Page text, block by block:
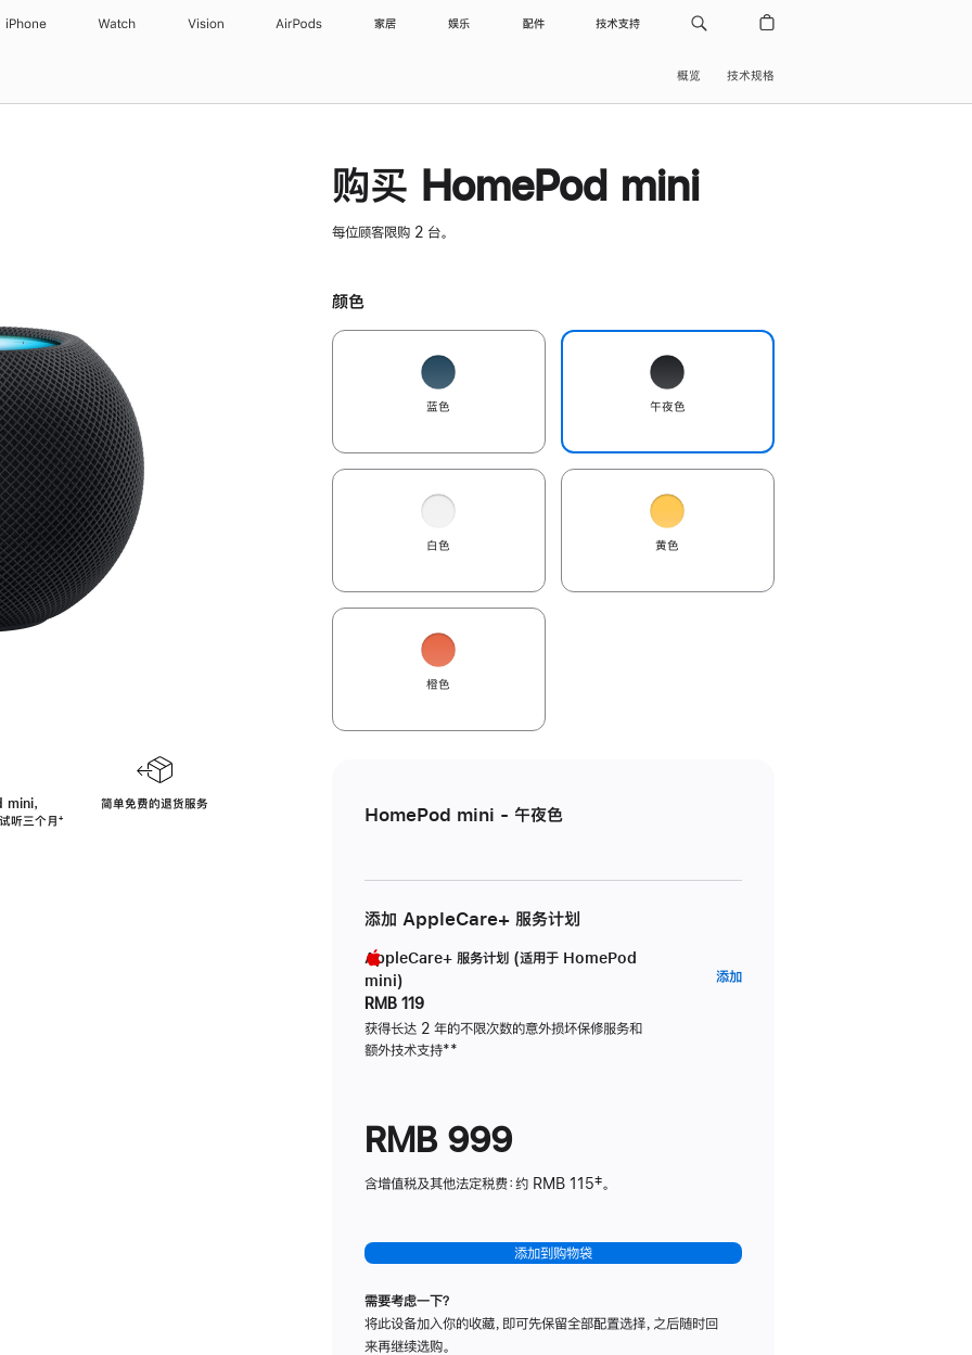
iPhone Watch Vision AirPods 家居 娱乐 配件 技术支持
概览 技术规格
，
听三个月脚
⁺
简单免费的退货服务
购买 HomePod mini
每位顾客限购 2 台。
颜色
蓝色 午夜色
白色 黄色
橙色
HomePod mini - 午夜色
添加 AppleCare+ 服务计划
AppleCare+ 服务计划 (适用于 HomePod
mini)
RMB 119
获得长达 2 年的不限次数的意外损坏保修服务和
额外技术支持脚
**
添加AppleCare+
RMB 999
含增值税及其他法定税费：约 RMB 115‡。
添加到购物袋
需要考虑一下？
将此设备加入你的收藏，即可先保留全部配置选择，之后随时回
来再继续选购。